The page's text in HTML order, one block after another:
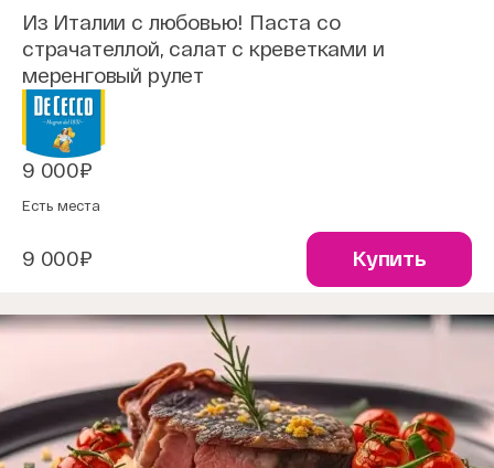
Из Италии с любовью! Паста со
страчателлой, салат с креветками и
меренговый рулет
9 000₽
Есть места
9 000₽ Купить